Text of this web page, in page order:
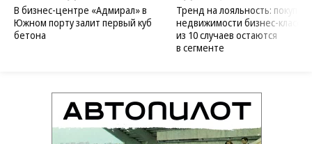
В бизнес-центре «Адмирал» в
Южном порту залит первый куб
бетона
Тренд на лояльность:
недвижимости бизнес-класса
из 10 случаев остаются
в сегменте